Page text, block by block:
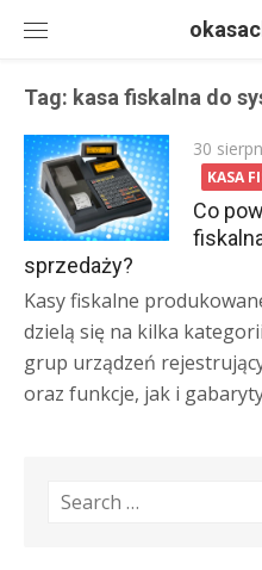
Tag: kasa fiskalna do
Posted
on
30
KASA
Co
sprzedaży?
Kasy fiskalne
dzielą się na kilka
grup urządzeń
oraz funkcje, jak i
Search